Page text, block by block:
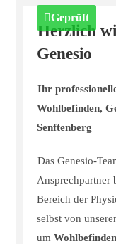
Geprüft
Herzlich
Genesio
Ihr
Wohlbefinden,
Senftenberg
Das Genesio-
Ansprechpartner
Bereich der
selbst von
um